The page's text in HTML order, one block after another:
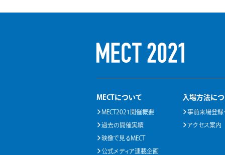
MECTについて
MECT2021開催概要
過去の開催実績
映像で見るMECT
公式メディア連載企画
入場方法に
事前来場登録
アクセス案内